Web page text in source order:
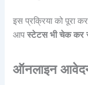
इस प्रक्रिया को पूरा
आपस्टेटस भी चेक कर
ऑनलाइन